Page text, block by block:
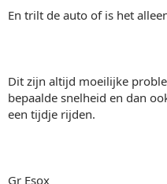
En trilt de auto of is het
Dit zijn altijd moeilijke
bepaalde snelheid en dan
een tijdje rijden.
Gr Esox